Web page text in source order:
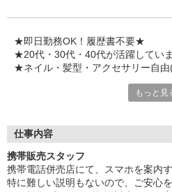
インセンティブ支給(規定有)
゜・。○。・゜+゜・。○。・
★即日勤務OK！履歴書不要★
★20代・30代・40代が活躍してい
★ネイル・髪型・アクセサリー自由
でも心配ご無用！
お互いに教え合ったり、フォローし
和気あいあいとした人間関係がある
皆で一緒にステップアップしましょ
もっと見
仕事内容
携帯販売スタッフ
携帯電話併売店にて、スマホを案内
特に難しい説明もないので、ご安心